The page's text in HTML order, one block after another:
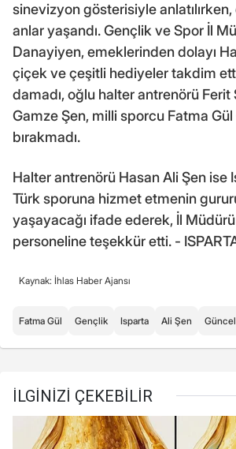
sinevizyon gösterisiyle
anlar yaşandı. Gençlik ve Spor İl
Danayiyen, emeklerinden dolayı
çiçek ve çeşitli hediyeler takdim
damadı, oğlu halter antrenörü Ferit
Gamze Şen, milli sporcu Fatma
bırakmadı.
Halter antrenörü Hasan Ali Şen ise
Türk sporuna hizmet etmenin
yaşayacağı ifade ederek, İl
personeline teşekkür etti. -
Kaynak: İhlas Haber Ajansı
Fatma Gül Gençlik Isparta Ali Şen Güncel